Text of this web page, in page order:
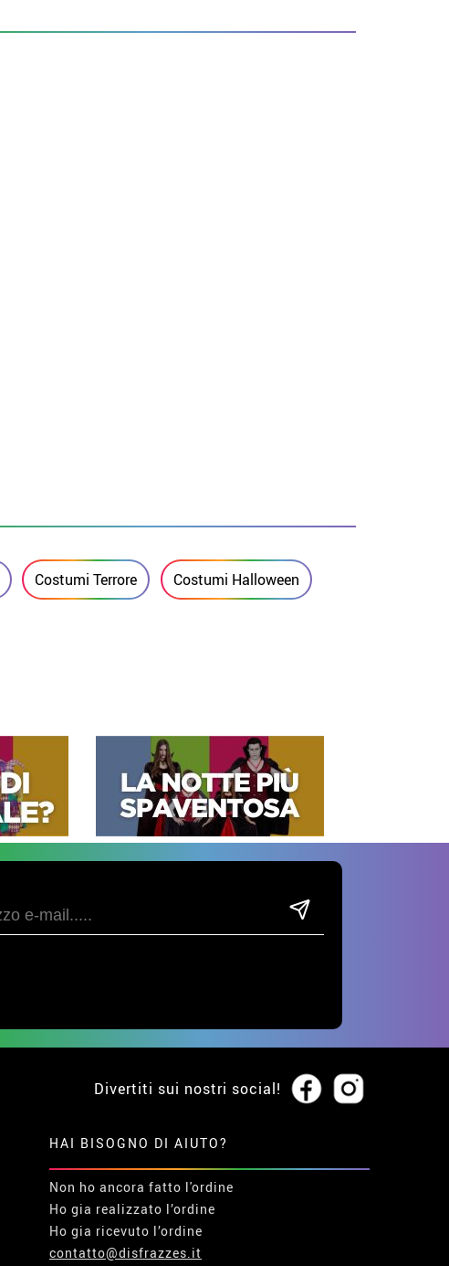
Costumi Terrore Costumi Halloween
Divertiti sui nostri social!
HAI BISOGNO DI AIUTO?
Non ho ancora fatto l'ordine
Ho gia realizzato l’ordine
Ho gia ricevuto l’ordine
contatto@disfrazzes.it